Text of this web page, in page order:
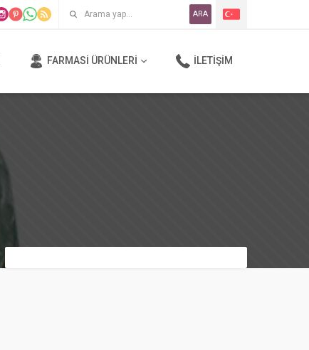
ARA
FARMASI ÜRÜNLERI İLETIŞIM